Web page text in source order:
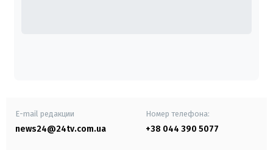
E-mail редакции
news24@24tv.com.ua
Номер телефона:
+38 044 390 5077